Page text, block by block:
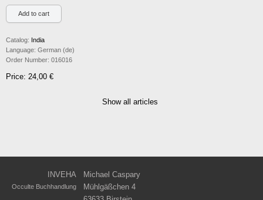
Catalog: India
Language: German (de)
Order Number: 016016
Price: 24,00 €
Show all articles
INVEHA Michael Caspary
Occulte Buchhandlung
Mühlgäßchen 4